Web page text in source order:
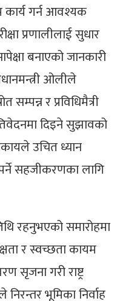
कार्य गर्न आवश्यक
प्रणालीलाई सुधार
बनाएको जानकारी
ओलीले
र प्रविधिमैत्री
दिइने सुझावको
उचित ध्यान
सहजीकरणका लागि
रहनुभएको समारोहमा
र स्वच्छता कायम
सृजना गरी राष्ट्र
भूमिका निर्वाह